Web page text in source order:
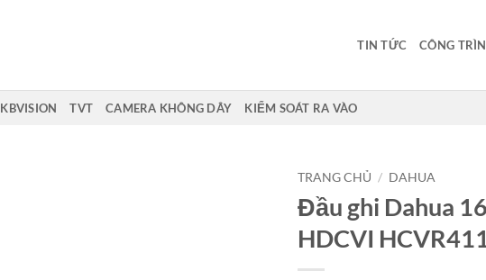
TIN TỨC CÔNG
KBVISION TVT CAMERA KHÔNG DÂY KIỂM SOÁT RA VÀO
TRANG CHỦ / DAHUA
Đầu ghi Dahua
HDCVI